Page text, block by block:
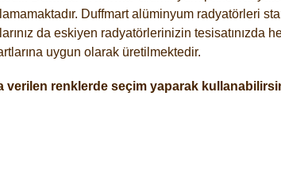
Duffmart alüminyum radyatörleri
da eskiyen radyatörlerinizin
uygun olarak üretilmektedir.
verilen renklerde seçim yaparak